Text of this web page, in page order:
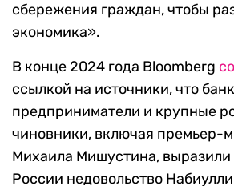
сбережения граждан, чтобы
экономика».
В конце 2024 года Bloomberg
ссылкой на источники, что
предприниматели и крупные
чиновники, включая премьер-
Михаила Мишустина, выразили
России недовольство